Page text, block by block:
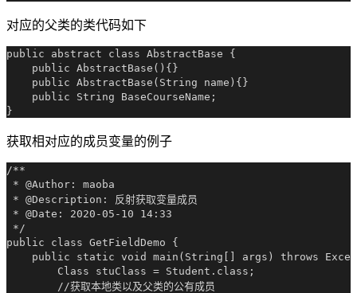
对应的父类的类代码如下
public abstract class AbstractBase {
    public AbstractBase(){}
    public AbstractBase(String name){}
    public String BaseCourseName;
获取相对应的成员变量的例子
/**
* @Author: maoba
* @Description: 反射获取变量成员
* @Date: 2020-05-10 14:33
*/
public class GetFieldDemo {
public static void main(String[] args) throws
        Class stuClass = Student.class;
        //获取本地类以及父类的公有成员